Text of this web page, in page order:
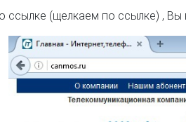
ссылке (щелкаем по ссылке) , Вы